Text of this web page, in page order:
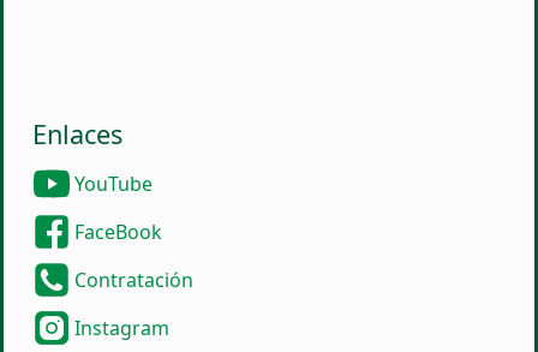
Enlaces
YouTube
FaceBook
Contratación
Instagram